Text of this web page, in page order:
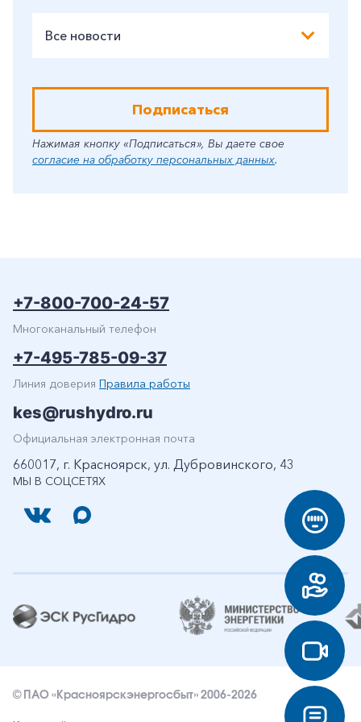
Все новости
Подписаться
Нажимая кнопку «Подписаться», Вы даете свое
согласие на обработку персональных данных.
МЫ В СОЦСЕТЯХ
+7-800-700-24-57
Многоканальный телефон
+7-495-785-09-37
Линия доверия Правила работы
kes@rushydro.ru
Официальная электронная почта
660017, г. Красноярск, ул. Дубровинского, 43
© ПАО «Красноярскэнергосбыт» 2006-2026